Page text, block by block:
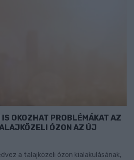
IS OKOZHAT PROBLÉMÁKAT AZ
ÓZON AZ ÚJ
a talajközeli ózon kialakulásának,